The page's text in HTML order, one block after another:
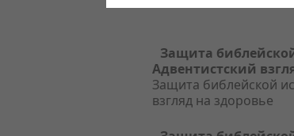
Защита
Адвентистский
Защита библейской
взгляд на здоровье